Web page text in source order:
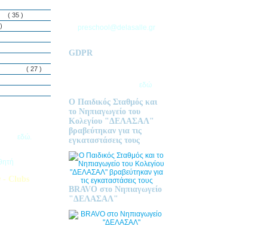
( 35 )
( 27 )
εδώ.
- Clubs
preschool@delasalle.gr
GDPR
εδώ
Ο Παιδικός Σταθμός και
το Νηπιαγωγείο του
Κολεγίου "ΔΕΛΑΣΑΛ"
βραβεύτηκαν για τις
εγκαταστάσεις τους
BRAVO στο Νηπιαγωγείο
"ΔΕΛΑΣΑΛ"